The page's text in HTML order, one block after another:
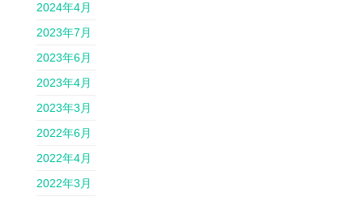
2024年4月
2023年7月
2023年6月
2023年4月
2023年3月
2022年6月
2022年4月
2022年3月